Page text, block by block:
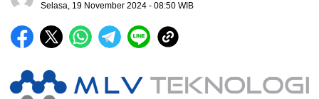
Selasa, 19 November 2024 - 08:50 WIB